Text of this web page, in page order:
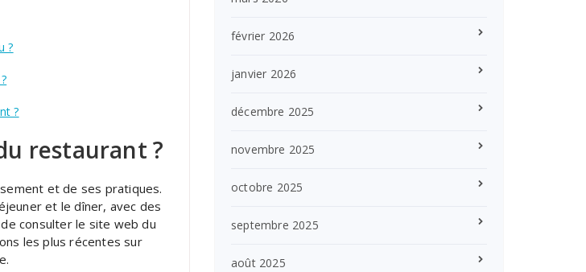
?
?
restaurant ?
et de ses pratiques.
et le dîner, avec des
consulter le site web du
les plus récentes sur
février 2026
janvier 2026
décembre 2025
novembre 2025
octobre 2025
septembre 2025
août 2025